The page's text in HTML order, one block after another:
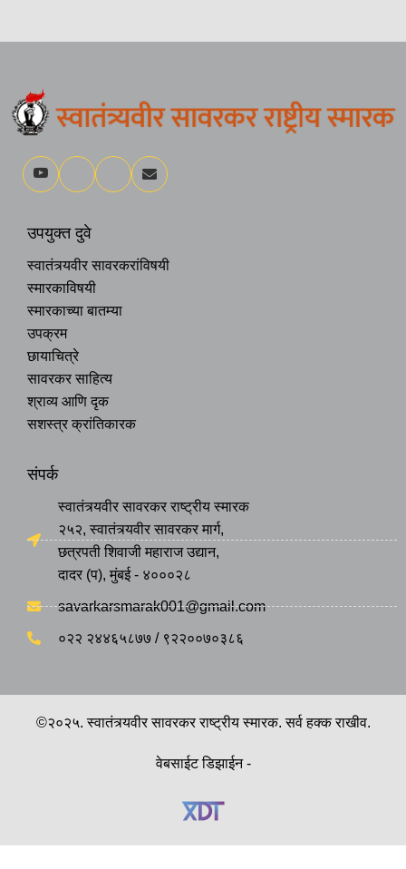
उपयुक्त दुवे
स्वातंत्र्यवीर सावरकरांविषयी
स्मारकाविषयी
स्मारकाच्या बातम्या
उपक्रम
छायाचित्रे
सावरकर साहित्य
श्राव्य आणि दृक
सशस्त्र क्रांतिकारक
संपर्क
स्वातंत्र्यवीर सावरकर राष्ट्रीय स्मारक
२५२, स्वातंत्र्यवीर सावरकर मार्ग,
छत्रपती शिवाजी महाराज उद्यान,
दादर (प), मुंबई - ४०००२८
savarkarsmarak001@gmail.com
०२२ २४४६५८७७ / ९२२००७०३८६
©२०२५. स्वातंत्र्यवीर सावरकर राष्ट्रीय स्मारक. सर्व हक्क राखीव.
वेबसाईट डिझाईन -